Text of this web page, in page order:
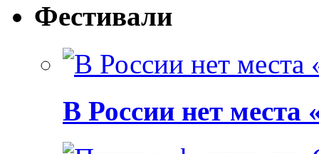
Фестивали
В России нет места